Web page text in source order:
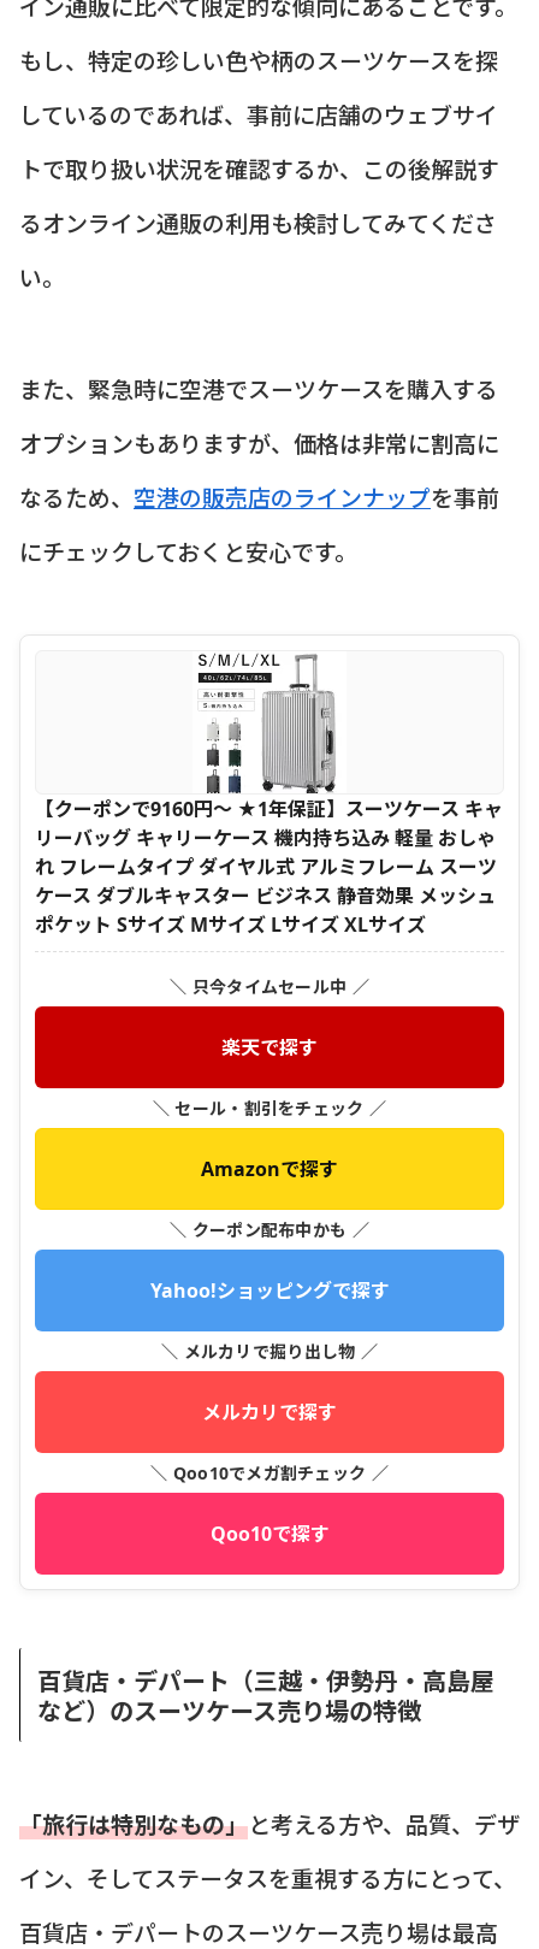
もし、特定の珍しい色や柄のスーツケースを探
しているのであれば、事前に店舗のウェブサイ
トで取り扱い状況を確認するか、この後解説す
るオンライン通販の利用も検討してみてくださ
い。
また、緊急時に空港でスーツケースを購入する
オプションもありますが、価格は非常に割高に
なるため、 空港の販売店のラインナップを事前
にチェックしておくと安心です。
【クーポンで9160円～ ★1年保証】スーツケース キャ
リーバッグ キャリーケース 機内持ち込み 軽量 おしゃ
れ フレームタイプ ダイヤル式 アルミフレーム スーツ
ケース ダブルキャスター ビジネス 静音効果 メッシュ
ポケット Sサイズ Mサイズ Lサイズ XLサイズ
＼ 只今タイムセール中 ／
楽天で探す
＼ セール・割引をチェック ／
Amazonで探す
＼ クーポン配布中かも ／
Yahoo!ショッピングで探す
＼ メルカリで掘り出し物 ／
メルカリで探す
＼ Qoo10でメガ割チェック ／
Qoo10で探す
百貨店・デパート（三越・伊勢丹・高島屋
など）のスーツケース売り場の特徴
「旅行は特別なもの」と考える方や、品質、デザ
イン、そしてステータスを重視する方にとって、
百貨店・デパートのスーツケース売り場は最高